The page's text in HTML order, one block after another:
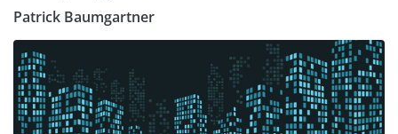
Patrick Baumgartner